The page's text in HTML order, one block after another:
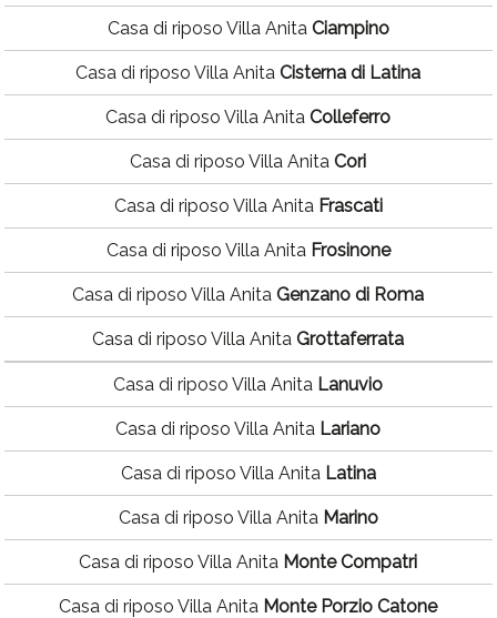
Casa di riposo Villa Anita Ciampino
Casa di riposo Villa AnitaCisterna di Latina
Casa di riposo Villa AnitaColleferro
Casa di riposo Villa AnitaCori
Casa di riposo Villa Anita Frascati
Casa di riposo Villa Anita Frosinone
Casa di riposo Villa AnitaGenzano di Roma
Casa di riposo Villa AnitaGrottaferrata
Casa di riposo Villa Anita Lanuvio
Casa di riposo Villa Anita Lariano
Casa di riposo Villa Anita Latina
Casa di riposo Villa Anita Marino
Casa di riposo Villa Anita Monte Compatri
Casa di riposo Villa Anita Monte Porzio Catone